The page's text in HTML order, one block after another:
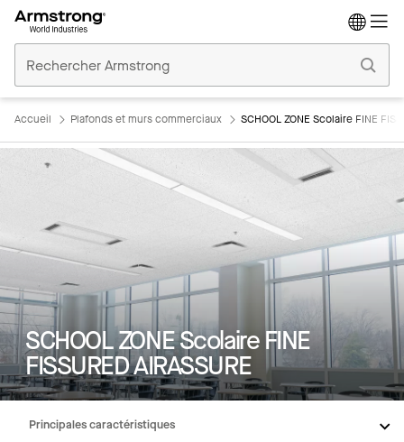
Plafonds
Commerciaux
Accueil Plafonds et murs commerciaux SCHOOL ZONE Scolaire FINE
SCHOOL ZONE Scolaire FINE
FISSURED AIRASSURE
Principales caractéristiques